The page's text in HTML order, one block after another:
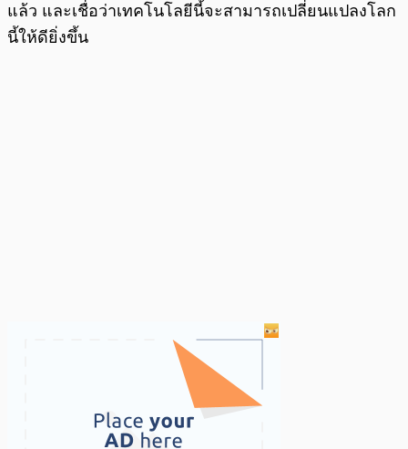
แล้ว และเชื่อว่าเทคโนโลยีนี้จะสามารถเปลี่ยนแปลงโลก
นี้ให้ดียิ่งขึ้น